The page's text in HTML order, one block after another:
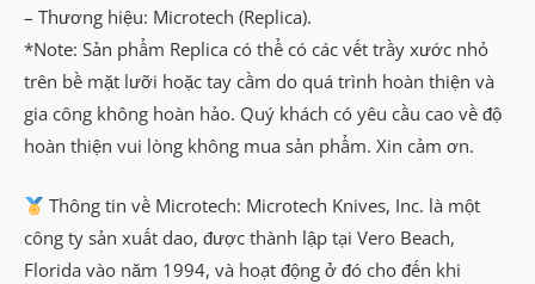
– Thương hiệu: Microtech (Replica).
*Note: Sản phẩm Replica có thể có các vết trầy xước nhỏ
trên bề mặt lưỡi hoặc tay cầm do quá trình hoàn thiện và
gia công không hoàn hảo. Quý khách có yêu cầu cao về độ
hoàn thiện vui lòng không mua sản phẩm. Xin cảm ơn.
Thông tin về Microtech: Microtech Knives, Inc. là một
công ty sản xuất dao, được thành lập tại Vero Beach,
Florida vào năm 1994, và hoạt động ở đó cho đến khi